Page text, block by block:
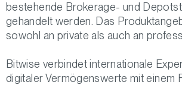
bestehende Brokerage- und
gehandelt werden. Das
sowohl an private als auch an
Bitwise verbindet internationale
digitaler Vermögenswerte mit einem